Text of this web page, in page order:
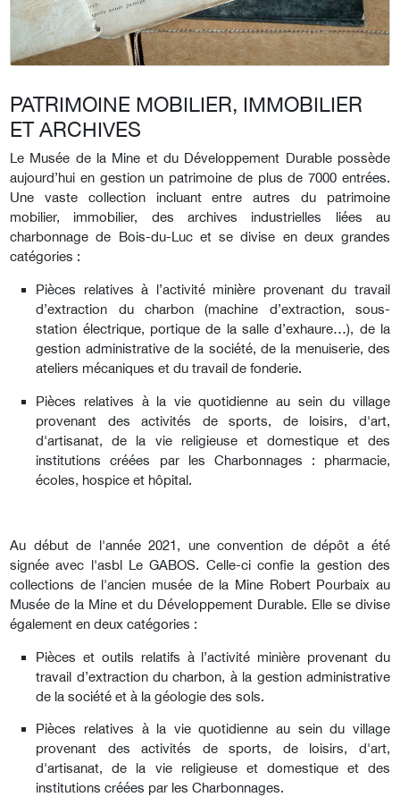
PATRIMOINE MOBILIER, IMMOBILIER
ET ARCHIVES
Le Musée de la Mine et du Développement Durable possède
aujourd’hui en gestion un patrimoine de plus de 7000 entrées.
Une vaste collection incluant entre autres du patrimoine
mobilier, immobilier, des archives industrielles liées au
charbonnage de Bois-du-Luc et se divise en deux grandes
catégories :
Pièces relatives à l’activité minière provenant du travail
d’extraction du charbon (machine d’extraction, sous-
station électrique, portique de la salle d’exhaure…), de la
gestion administrative de la société, de la menuiserie, des
ateliers mécaniques et du travail de fonderie.
Pièces relatives à la vie quotidienne au sein du village
provenant des activités de sports, de loisirs, d'art,
d'artisanat, de la vie religieuse et domestique et des
institutions créées par les Charbonnages : pharmacie,
écoles, hospice et hôpital.
Au début de l'année 2021, une convention de dépôt a été
signée avec l'asbl Le GABOS. Celle-ci confie la gestion des
collections de l'ancien musée de la Mine Robert Pourbaix au
Musée de la Mine et du Développement Durable. Elle se divise
également en deux catégories :
Pièces et outils relatifs à l’activité minière provenant du
travail d’extraction du charbon, à la gestion administrative
de la société et à la géologie des sols.
Pièces relatives à la vie quotidienne au sein du village
provenant des activités de sports, de loisirs, d'art,
d'artisanat, de la vie religieuse et domestique et des
institutions créées par les Charbonnages.